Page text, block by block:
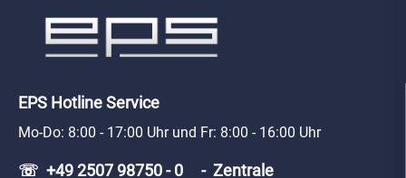
EPS Hotline Service
Mo-Do: 8:00 - 17:00 Uhr und Fr: 8:00 - 16:00 Uhr
☏ +49 2507 98750 - 0 - Zentrale